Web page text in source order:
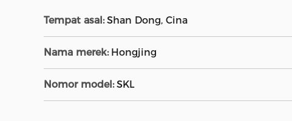
Tempat asal: Shan Dong, Cina
Nama merek: Hongjing
Nomor model: SKL